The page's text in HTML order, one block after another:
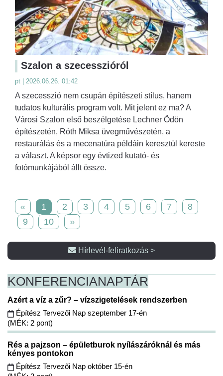
Szalon a szecesszióról
pt | 2026.06.26. 01:42
A szecesszió nem csupán építészeti stílus, hanem
tudatos kulturális program volt. Mit jelent ez ma? A
Városi Szalon első beszélgetése Lechner Ödön
építészetén, Róth Miksa üvegművészetén, a
restaurálás és a mecenatúra példáin keresztül kereste
a választ. A képsor egy évtized kutató- és
fotómunkájából állt össze.
« 1 2 3 4 5 6 7
8
9
10 »
Hírlevél-feliratkozás >
KONFERENCIANAPTÁR
Azért a víz a zűr? – vízszigetelések rendszerben
Építész Tervezői Nap szeptember 17-én
(MÉK: 2 pont)
Rés a pajzson – épületburok nyílászáróknál és más
kényes pontokon
Építész Tervezői Nap október 15-én